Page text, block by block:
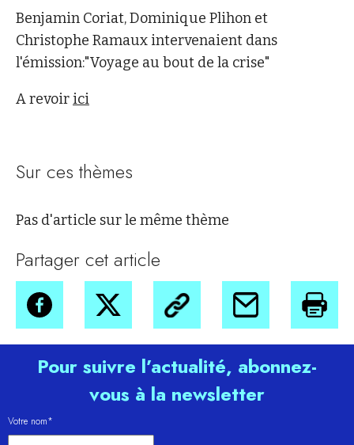
Benjamin Coriat, Dominique Plihon et
Christophe Ramaux intervenaient dans
l'émission:"Voyage au bout de la crise"
A revoir ici
Sur ces thèmes
Pas d'article sur le même thème
Partager cet article
Pour suivre l’actualité, abonnez-
vous à la newsletter
Votre nom*